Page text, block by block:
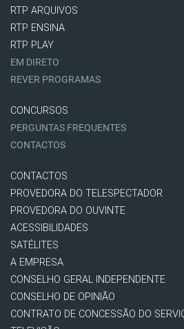
RTP ARQUIVOS
RTP ENSINA
RTP PLAY
EM DIRETO
REVER PROGRAMAS
CONCURSOS
PERGUNTAS FREQUENTES
CONTACTOS
CONTACTOS
PROVEDORA DO TELESPECTADOR
PROVEDORA DO OUVINTE
ACESSIBILIDADES
SATÉLITES
A EMPRESA
CONSELHO GERAL INDEPENDENTE
CONSELHO DE OPINIÃO
CONTRATO DE CONCESSÃO DO